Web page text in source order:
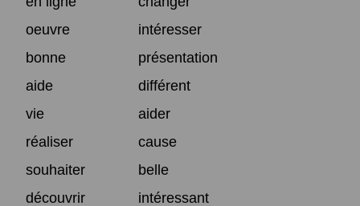
oeuvre
intéresser
bonne
présentation
aide
différent
vie
aider
réaliser
cause
souhaiter
belle
découvrir
intéressant